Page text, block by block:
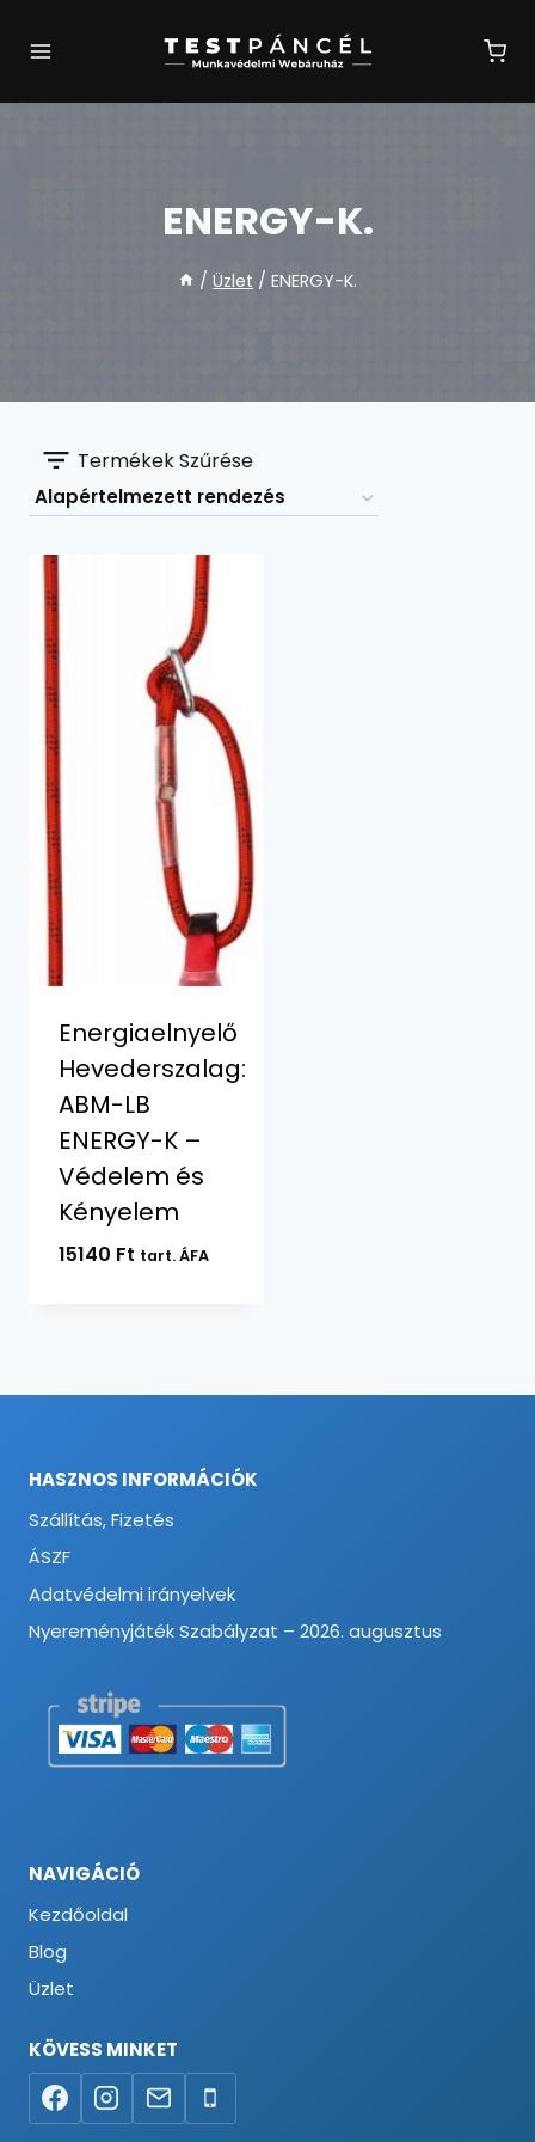
ENERGY-K.
/ Üzlet / ENERGY-K.
Termékek Szűrése
Energiaelnyelő
Hevederszalag:
ABM-LB
ENERGY-K –
Védelem és
Kényelem
15140 Ft tart. ÁFA
HASZNOS INFORMÁCIÓK
Szállítás, Fizetés
ÁSZF
Adatvédelmi irányelvek
Nyereményjáték Szabályzat – 2026. augusztus
NAVIGÁCIÓ
Kezdőoldal
Blog
Üzlet
KÖVESS MINKET